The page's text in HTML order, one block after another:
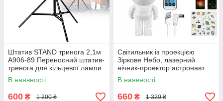
Штатив STAND тринога 2,1м
А906-89 Переносний штатив-
тренога для кільцевої лампи
Тренога для телефону
В наявності
600 ₴ 1 200 ₴
Світильник із проекцією
Зіркове Небо, лазерний
нічник-проектор астронавт
дитячий нічний світильник
В наявності
660 ₴ 1 320 ₴